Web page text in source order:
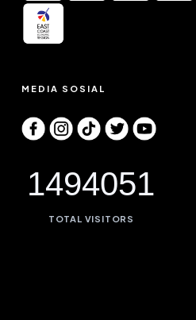
MEDIA SOSIAL
1494051
TOTAL VISITORS